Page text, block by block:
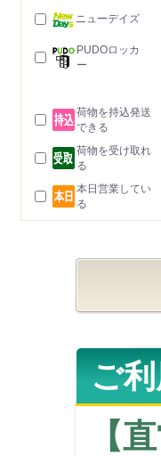
ニューデイズ
PUDOロッカ
ー
荷物を持込発送
できる
荷物を受け取れ
る
本日営業してい
る
ご
【